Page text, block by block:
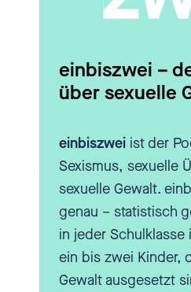
auch Fachkräfte aus
allerdings später
Was ist die
genau? Ich rufe da
passiert dann?
[00:02:08.040] -
einbiszwei –
über sexuelle
einbiszwei ist der
Sexismus, sexuelle
sexuelle Gewalt.
genau – statistisch
in jeder Schulklasse
ein bis zwei Kinder,
Gewalt ausgesetzt